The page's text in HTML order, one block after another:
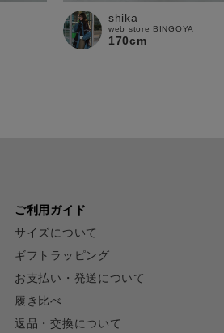
shika
web store BINGOYA
170cm
ご利用ガイド
サイズについて
ギフトラッピング
お支払い・発送について
履き比べ
返品・交換について